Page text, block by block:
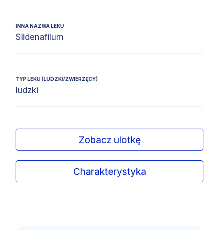
INNA NAZWA LEKU
Sildenafilum
TYP LEKU (LUDZKI/ZWIERZĘCY)
ludzki
Zobacz ulotkę
Charakterystyka